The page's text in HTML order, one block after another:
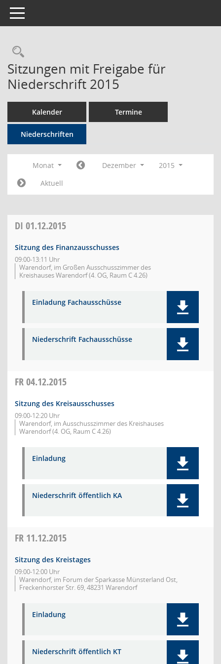
Toggle navigation
Rechercheauswahl
Sitzungen mit Freigabe für
Niederschrift 2015
Kalender Termine
Niederschriften
Monat Dezember
2015
Aktuell
DI 01.12.2015
Sitzung des Finanzausschusses
09:00-13:11 Uhr
Warendorf, im Großen Ausschusszimmer des
Kreishauses Warendorf (4. OG, Raum C 4.26)
Einladung Fachausschüsse
Niederschrift Fachausschüsse
FR04.12.2015
Sitzung des Kreisausschusses
09:00-12:20 Uhr
Warendorf, im Ausschusszimmer des Kreishauses
Warendorf (4. OG, Raum C 4.26)
Einladung
Niederschrift öffentlich KA
FR 11.12.2015
Sitzung des Kreistages
09:00-12:00 Uhr
Warendorf, im Forum der Sparkasse Münsterland Ost,
Freckenhorster Str. 69, 48231 Warendorf
Einladung
Niederschrift öffentlich KT